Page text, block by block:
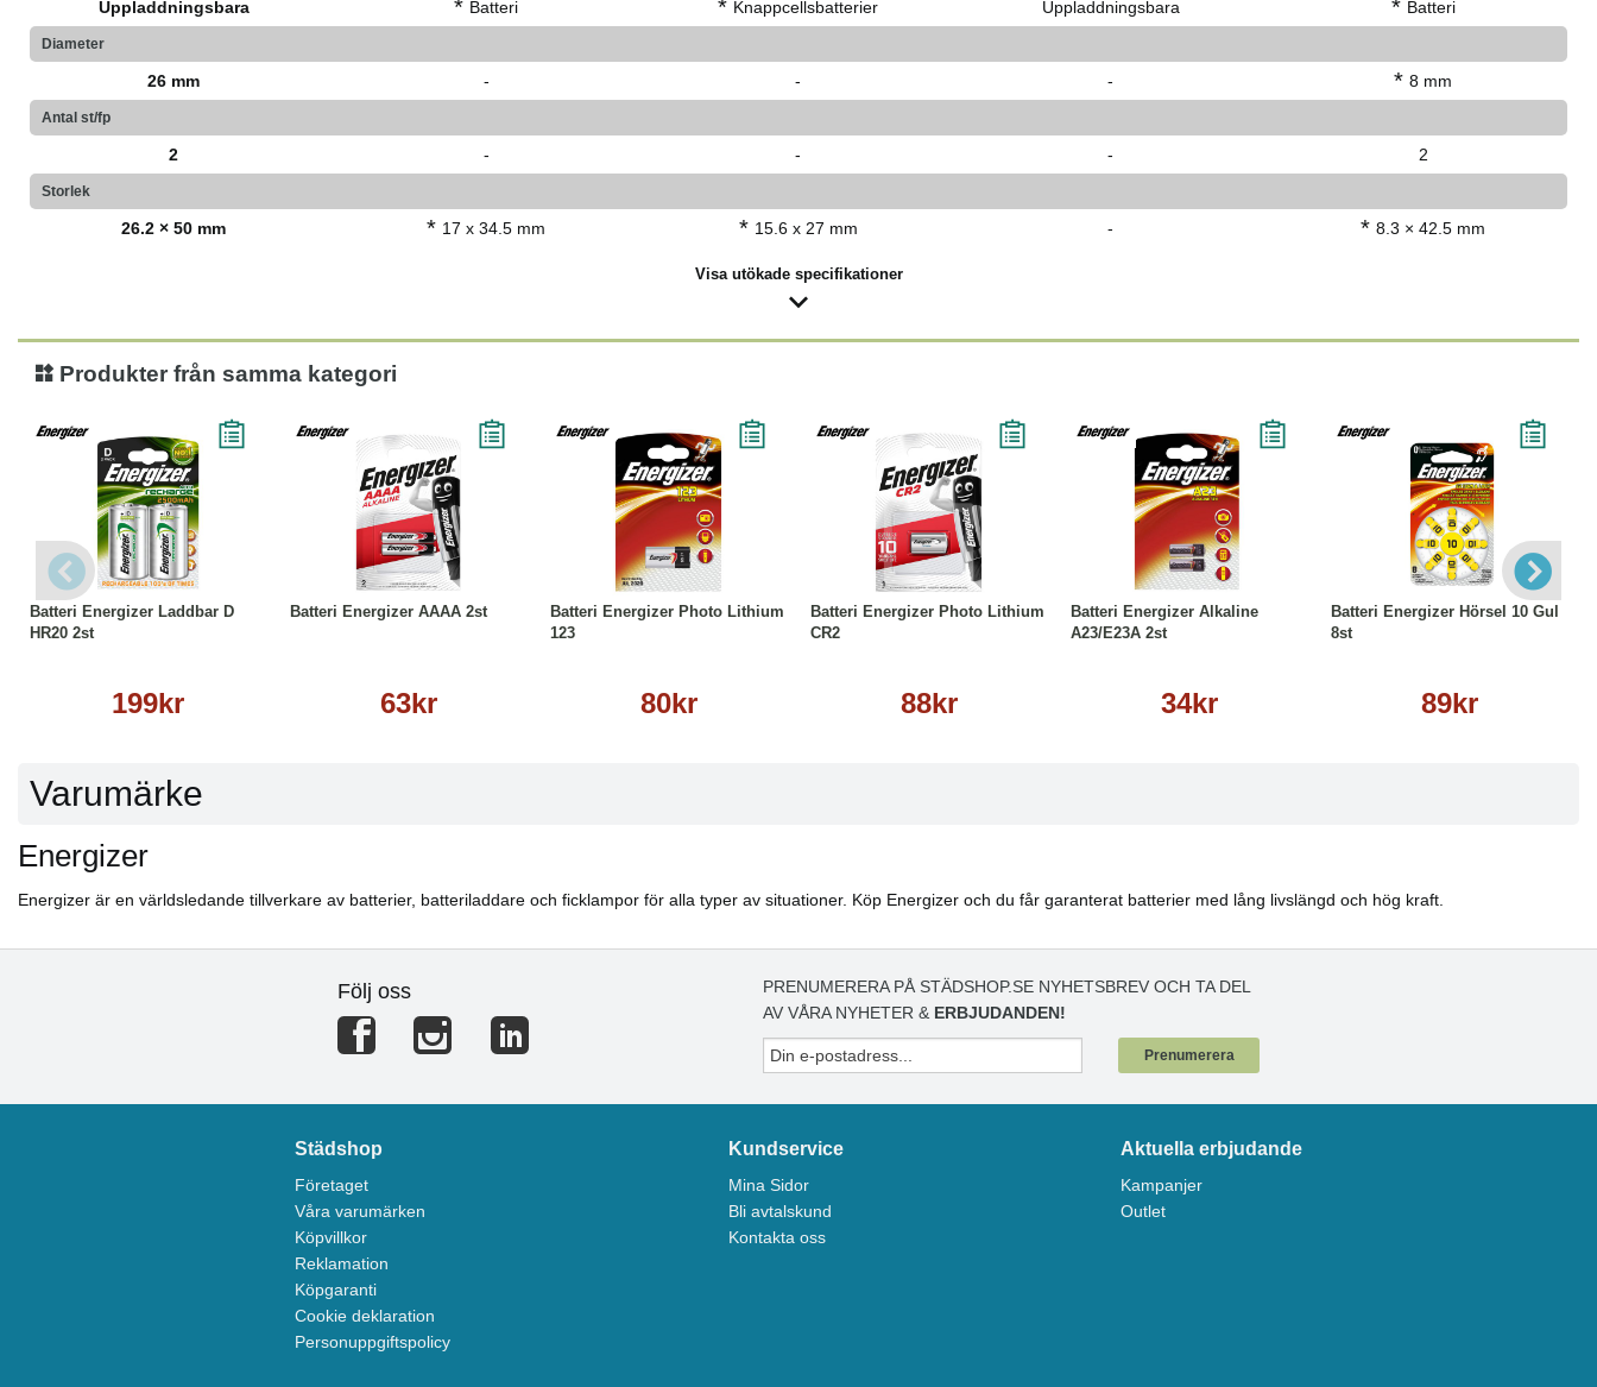
Uppladdningsbara * Batteri * Knappcellsbatterier Uppladdningsbara * Batteri
Diameter
26 mm - - - * 8 mm
Antal st/fp
2 - - - 2
Storlek
26.2 × 50 mm * 17 x 34.5 mm * 15.6 x 27 mm - * 8.3 × 42.5 mm
Visa utökade specifikationer
Produkter från samma kategori
Batteri Energizer Laddbar D
HR20 2st
199kr
Köp Läs mer
Batteri Energizer AAAA 2st
63kr
Köp Läs mer
Batteri Energizer Photo Lithium
123
80kr
Köp Läs mer
Batteri Energizer Photo Lithium
CR2
88kr
Köp Läs mer
Batteri Energizer Alkaline
A23/E23A 2st
34kr
Köp Läs mer
Batteri Energizer Hörsel 10 Gul
8st
89kr
Läs mer
Varumärke
Energizer
Energizer är en världsledande tillverkare av batterier, batteriladdare och ficklampor för alla typer av situationer. Köp Energizer och du får garanterat batterier med lång livslängd och hög kraft.
Följ oss
PRENUMERERA PÅ STÄDSHOP.SE NYHETSBREV OCH TA DEL
AV VÅRA NYHETER & ERBJUDANDEN!
Prenumerera
Städshop
Företaget
Våra varumärken
Köpvillkor
Reklamation
Köpgaranti
Cookie deklaration
Personuppgiftspolicy
Kundservice
Mina Sidor
Bli avtalskund
Kontakta oss
Aktuella erbjudande
Kampanjer
Outlet